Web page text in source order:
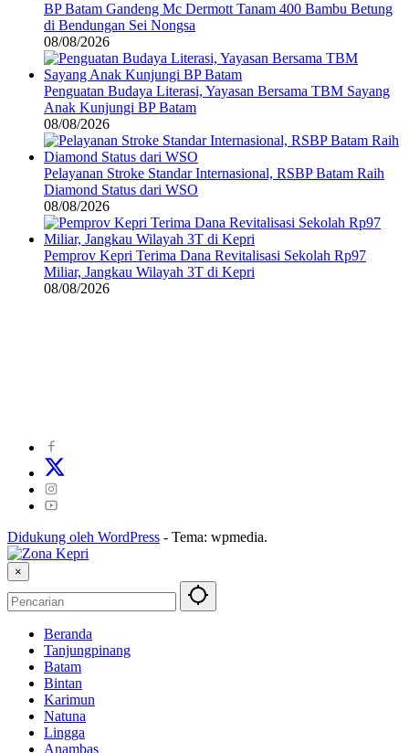
BP Batam Gandeng Mc Dermott Tanam 400 Bambu Betung
di Bendungan Sei Nongsa
08/08/2026
Penguatan Budaya Literasi, Yayasan Bersama TBM Sayang
Anak Kunjungi BP Batam
08/08/2026
Pelayanan Stroke Standar Internasional, RSBP Batam Raih
Diamond Status dari WSO
08/08/2026
Pemprov Kepri Terima Dana Revitalisasi Sekolah Rp97
Miliar, Jangkau Wilayah 3T di Kepri
08/08/2026
Didukung oleh WordPress - Tema: wpmedia.
×
Beranda
Tanjungpinang
Batam
Bintan
Karimun
Natuna
Lingga
Anambas